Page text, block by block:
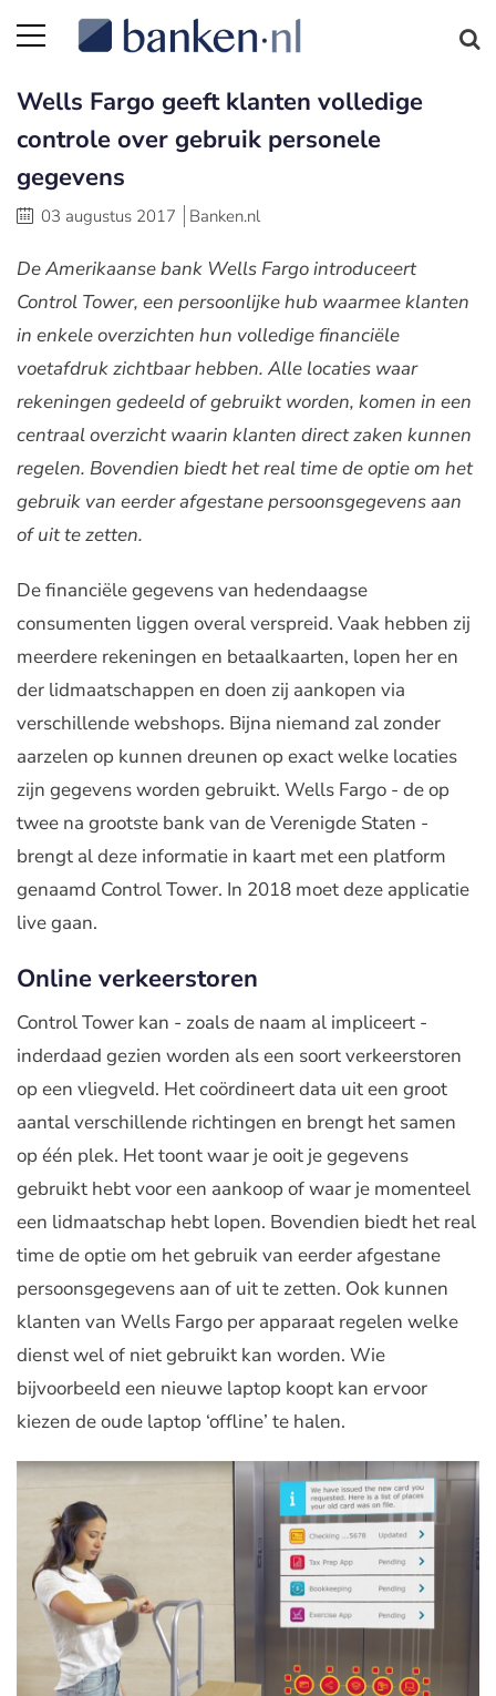
Wells Fargo geeft klanten volledige
controle over gebruik personele
gegevens
03 augustus 2017 Banken.nl
De Amerikaanse bank Wells Fargo introduceert
Control Tower, een persoonlijke hub waarmee klanten
in enkele overzichten hun volledige financiële
voetafdruk zichtbaar hebben. Alle locaties waar
rekeningen gedeeld of gebruikt worden, komen in een
centraal overzicht waarin klanten direct zaken kunnen
regelen. Bovendien biedt het real time de optie om het
gebruik van eerder afgestane persoonsgegevens aan
of uit te zetten.
De financiële gegevens van hedendaagse
consumenten liggen overal verspreid. Vaak hebben zij
meerdere rekeningen en betaalkaarten, lopen her en
der lidmaatschappen en doen zij aankopen via
verschillende webshops. Bijna niemand zal zonder
aarzelen op kunnen dreunen op exact welke locaties
zijn gegevens worden gebruikt. Wells Fargo - de op
twee na grootste bank van de Verenigde Staten -
brengt al deze informatie in kaart met een platform
genaamd Control Tower. In 2018 moet deze applicatie
live gaan.
Online verkeerstoren
Control Tower kan - zoals de naam al impliceert -
inderdaad gezien worden als een soort verkeerstoren
op een vliegveld. Het coördineert data uit een groot
aantal verschillende richtingen en brengt het samen
op één plek. Het toont waar je ooit je gegevens
gebruikt hebt voor een aankoop of waar je momenteel
een lidmaatschap hebt lopen. Bovendien biedt het real
time de optie om het gebruik van eerder afgestane
persoonsgegevens aan of uit te zetten. Ook kunnen
klanten van Wells Fargo per apparaat regelen welke
dienst wel of niet gebruikt kan worden. Wie
bijvoorbeeld een nieuwe laptop koopt kan ervoor
kiezen de oude laptop ‘offline’ te halen.